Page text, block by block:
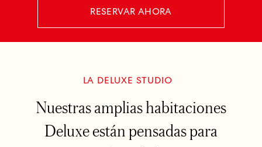
RESERVAR AHORA
LA DELUXE STUDIO
Nuestras amplias habitaciones
Deluxe están pensadas para